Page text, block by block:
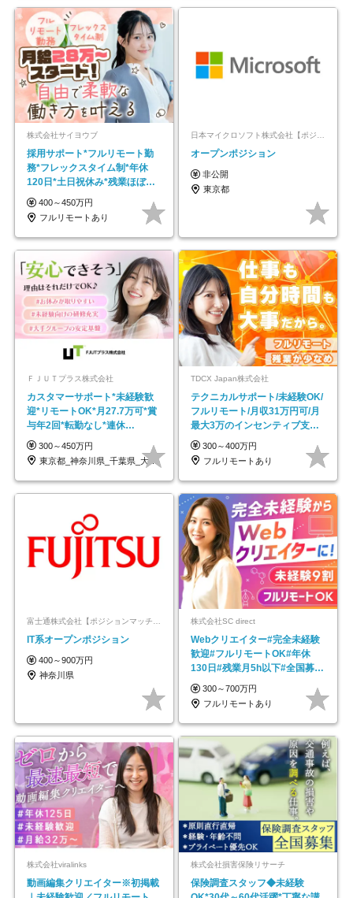
株式会社サイヨウブ
採用サポート*フルリモート勤
務*フレックスタイム制*年休
120日*土日祝休み*残業ほぼな
し*育児中社員8割以上
400～450万円
フルリモートあり
日本マイクロソフト株式会社【ポジションマッチ登録】
オープンポジション
非公開
東京都
ＦＪＵＴプラス株式会社
カスタマーサポート*未経験歓
迎*リモートOK*月27.7万可*賞
与年2回*転勤なし*連休
OK/ZE010232
300～450万円
東京都_神奈川県_千葉県_大阪府_愛知県…
TDCX Japan株式会社
テクニカルサポート/未経験OK/
フルリモート/月収31万円可/月
最大3万のインセンティブ支給/
平均年齢33歳
300～400万円
フルリモートあり
富士通株式会社【ポジションマッチ登録】
IT系オープンポジション
400～900万円
神奈川県
株式会社SC direct
Webクリエイター#完全未経験
歓迎#フルリモートOK#年休
130日#残業月5h以下#全国募集
#最大1年の研修
300～700万円
フルリモートあり
株式会社viralinks
動画編集クリエイター※初掲載
株式会社損害保険リサーチ
保険調査スタッフ◆未経験